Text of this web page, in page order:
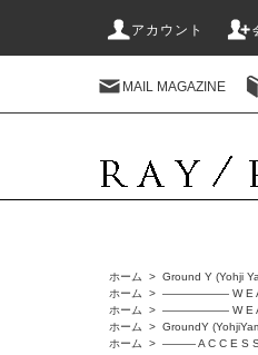
アカウント
MAIL MAGAZINE
ホーム > Ground Y (Yohji
ホーム
> ―――――― W E
ホーム
> ―――――― W E
ホーム
> GroundY
ホーム
> ――― A C C E S